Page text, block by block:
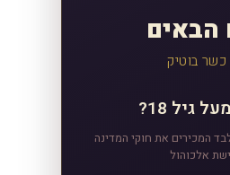
הבאים
כשר בוטיק
גיל 18?
המכירים את חוקי המדינה
אלכוהול